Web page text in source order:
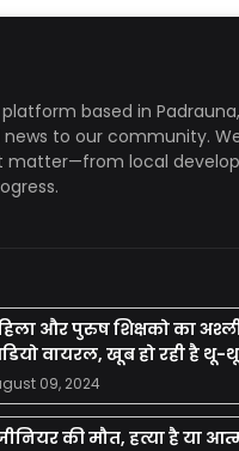
based in
to our community.
matter—from local
और पुरुष शिक्षको का
वायरल, खूब हो रही है थू-थू
09, 2024
की मौत, हत्या है या